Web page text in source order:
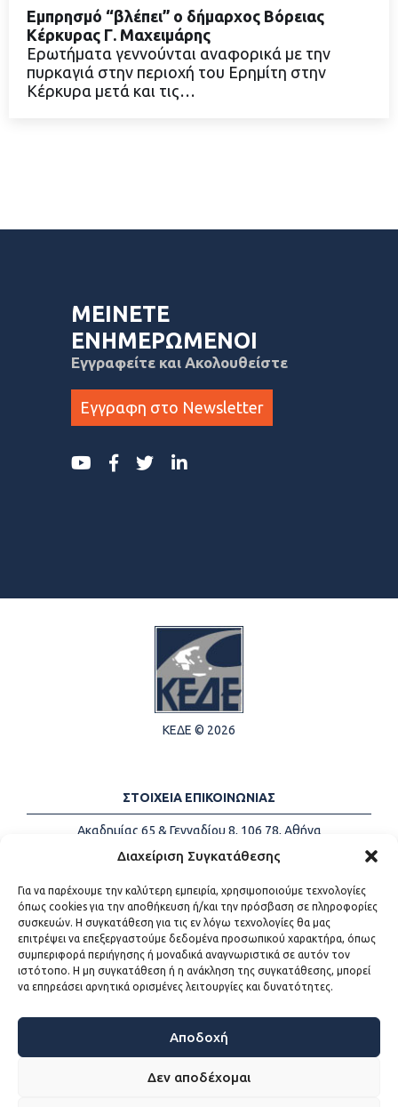
Διαχείριση Συγκατάθεσης
Για να παρέχουμε την καλύτερη εμπειρία, χρησιμοποιούμε τεχνολογίες
όπως cookies για την αποθήκευση ή/και την πρόσβαση σε πληροφορίες
συσκευών. Η συγκατάθεση για τις εν λόγω τεχνολογίες θα μας
επιτρέψει να επεξεργαστούμε δεδομένα προσωπικού χαρακτήρα, όπως
συμπεριφορά περιήγησης ή μοναδικά αναγνωριστικά σε αυτόν τον
ιστότοπο. Η μη συγκατάθεση ή η ανάκληση της συγκατάθεσης, μπορεί
να επηρεάσει αρνητικά ορισμένες λειτουργίες και δυνατότητες.
Αποδοχή
Δεν αποδέχομαι
ΔΙΑΒΑΣΤΕ ΠΕΡΙΣΣΟΤΕΡΑ
Εμπρησμό “βλέπει” ο δήμαρχος Βόρειας
Κέρκυρας Γ. Μαχειμάρης
Ερωτήματα γεννούνται αναφορικά με την
πυρκαγιά στην περιοχή του Ερημίτη στην
Κέρκυρα μετά και τις…
ΜΕΙΝΕΤΕ
ΕΝΗΜΕΡΩΜΕΝΟΙ
Εγγραφείτε και Ακολουθείστε
Εγγραφη στο Newsletter
ΚΕΔΕ © 2026
ΣΤΟΙΧΕΙΑ ΕΠΙΚΟΙΝΩΝΙΑΣ
Ακαδημίας 65 & Γενναδίου 8, 106 78, Αθήνα
Τηλέφωνα:
+30 213-2147500
Email:
info@kede.gr
ΧΡΗΣΙΜΟΙ ΣΥΝΔΕΣΜΟΙ
Η ΚΕΔΕ
Sitemap
Προσβασιμότητα
Όροι χρήσης